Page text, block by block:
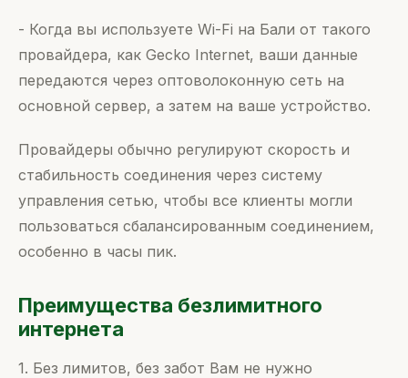
- Когда вы используете Wi-Fi на Бали от такого
провайдера, как Gecko Internet, ваши данные
передаются через оптоволоконную сеть на
основной сервер, а затем на ваше устройство.
Провайдеры обычно регулируют скорость и
стабильность соединения через систему
управления сетью, чтобы все клиенты могли
пользоваться сбалансированным соединением,
особенно в часы пик.
Преимущества безлимитного
интернета
1. Без лимитов, без забот Вам не нужно